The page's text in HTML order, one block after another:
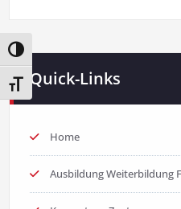
Umschalten auf hohe
Schrift vergrößern
Quick-Links
Home
Ausbildung Weiterbildung